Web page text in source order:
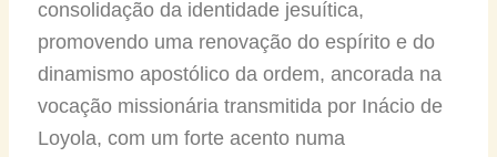
consolidação da identidade jesuítica,
promovendo uma renovação do espírito e do
dinamismo apostólico da ordem, ancorada na
vocação missionária transmitida por Inácio de
Loyola, com um forte acento numa